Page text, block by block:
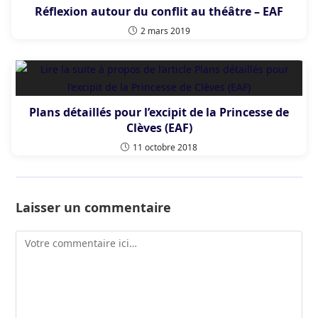
Réflexion autour du conflit au théâtre – EAF
2 mars 2019
Plans détaillés pour l’excipit de la Princesse de
Clèves (EAF)
11 octobre 2018
Laisser un commentaire
Comment